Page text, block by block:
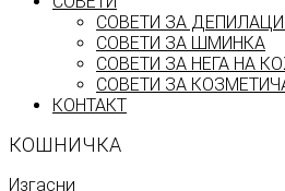
СОВЕТИ ЗА
СОВЕТИ ЗА ШМИНКА
СОВЕТИ ЗА НЕГА НА
СОВЕТИ ЗА
КОНТАКТ
КОШНИЧКА
Изгасни